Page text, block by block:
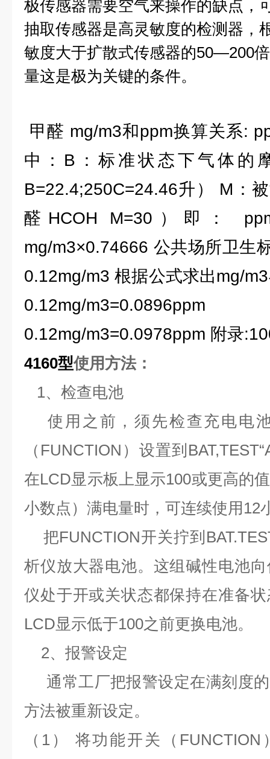
极传感器需要空气来操作的缺点，
抽取传感器是高灵敏度的检测器，
敏度大于扩散式传感器的50—200
量这是极为关键的条件。
甲醛 mg/m3和ppm换算关系:
中：B：标准状态下气体的
B=22.4;250C=24.46升） M：
醛HCOH M=30）即：
mg/m3×0.74666 公共场所卫生
0.12mg/m3 根据公式求出mg/
0.12mg/
0.12mg/m3=0.0978ppm 附录
4160型使用方法：
1、检查电池
使用之前，须先检查充电电
（FUNCTION）设置到
在LCD显示板上显示100或更高的
小数点）满电量时，可连续使用12
把FUNCTION开关拧到
析仪放大器电池。这组碱性电池
仪处于开或关状态都保持在准备
LCD显示低于100之前更换电池。
2、报警设定
通常工厂把报警设定在满刻度
方法被重新设定。
（1） 将功能开关（